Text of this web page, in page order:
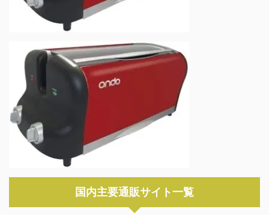
国内主要通販サイト一覧